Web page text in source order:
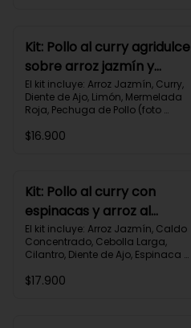
Carbohidratos 79g | Grasas 21g |
Proteínas 42g
Kit: Pollo al curry agridulce
sobre arroz jazmín y
zucchini horneado-148
El kit incluye: Arroz Jazmín, Curry,
Diente de Ajo, Limón, Mermelada
Roja, Pechuga de Pollo (foto
Verde, Receta Impresa.
$16.900
Kit: Pollo al curry con
espinacas y arroz al
cilantro-93
El kit incluye: Arroz Jazmín, Caldo
Concentrado, Cebolla Larga,
Cilantro, Diente de Ajo, Espinaca
Pechuga (foto 160g/p), Tomates
$17.900